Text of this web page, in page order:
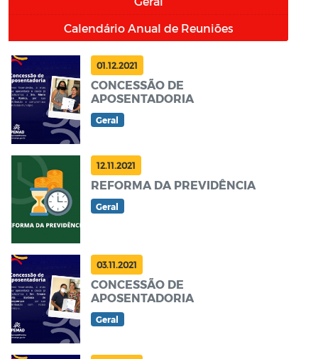
Calendário Anual de Reuniões
01.12.2021
CONCESSÃO DE
APOSENTADORIA
Geral
12.11.2021
REFORMA DA PREVIDÊNCIA
Geral
03.11.2021
CONCESSÃO DE
APOSENTADORIA
Geral